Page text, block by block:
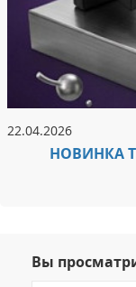
22.04.2026
НОВИНКА
Вы